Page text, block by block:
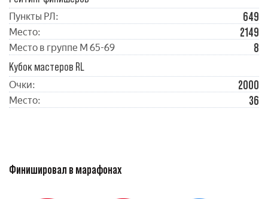
Пункты РЛ: 649
Место: 2149
Место в группе М 65-69
8
Кубок мастеров RL
Очки: 2000
Место: 36
Финишировал в марафонах